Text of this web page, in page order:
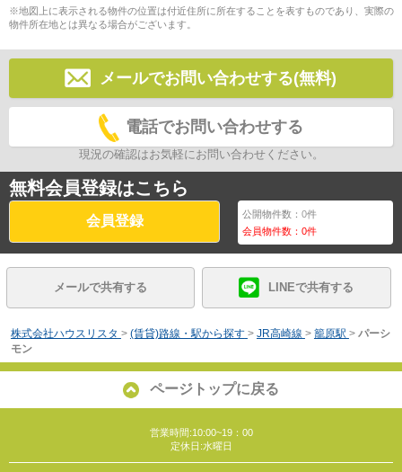
※地図上に表示される物件の位置は付近住所に所在することを表すものであり、実際の
物件所在地とは異なる場合がございます。
メールでお問い合わせする(無料)
電話でお問い合わせする
現況の確認はお気軽にお問い合わせください。
無料会員登録はこちら
会員登録 公開物件数：0件
会員物件数：0件
メールで共有する LINEで共有する
株式会社ハウスリスタ > (賃貸)路線・駅から探す > JR高崎線 > 籠原駅 > パーシ
モン
ページトップに戻る
営業時間:10:00~19：00
定休日:水曜日